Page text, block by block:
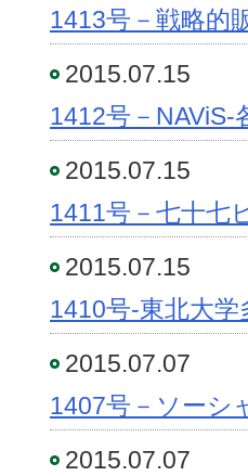
1413号－戦略的
2015.07.15
1412号－NAViS-
2015.07.15
1411号－七十七
2015.07.15
1410号-東北大
2015.07.07
1407号－ソーシ
2015.07.07